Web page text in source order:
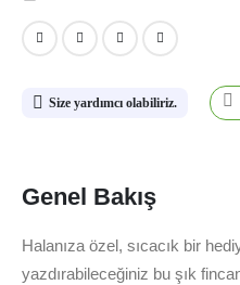
Size yardımcı olabiliriz.
Genel Bakış
Halanıza özel, sıcacık bir
yazdırabileceğiniz bu şık